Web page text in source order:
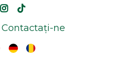
Contactați-ne